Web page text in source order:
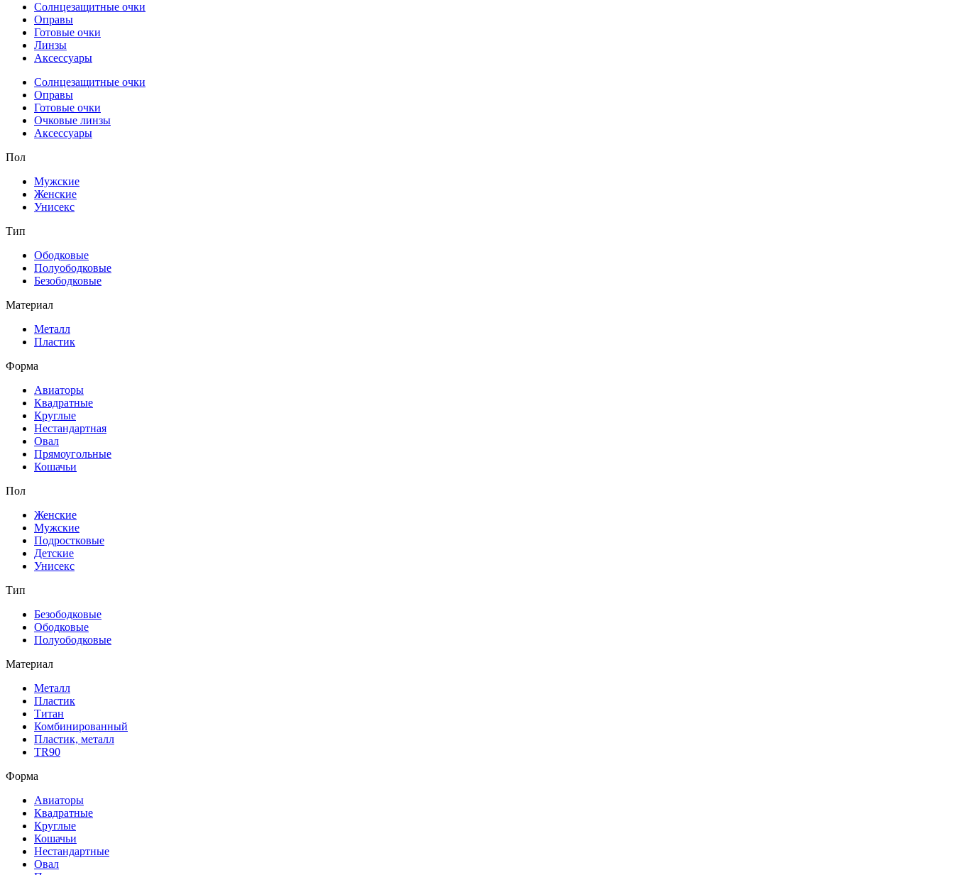
Солнцезащитные очки
Оправы
Готовые очки
Линзы
Аксессуары
Солнцезащитные очки
Оправы
Готовые очки
Очковые линзы
Аксессуары
Пол
Мужские
Женские
Унисекс
Тип
Ободковые
Полуободковые
Безободковые
Материал
Металл
Пластик
Форма
Авиаторы
Квадратные
Круглые
Нестандартная
Овал
Прямоугольные
Кошачьи
Пол
Женские
Мужские
Подростковые
Детские
Унисекс
Тип
Безободковые
Ободковые
Полуободковые
Материал
Металл
Пластик
Титан
Комбинированный
Пластик, металл
TR90
Форма
Авиаторы
Квадратные
Круглые
Кошачьи
Нестандартные
Овал